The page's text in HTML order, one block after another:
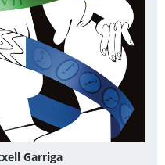
Garriga